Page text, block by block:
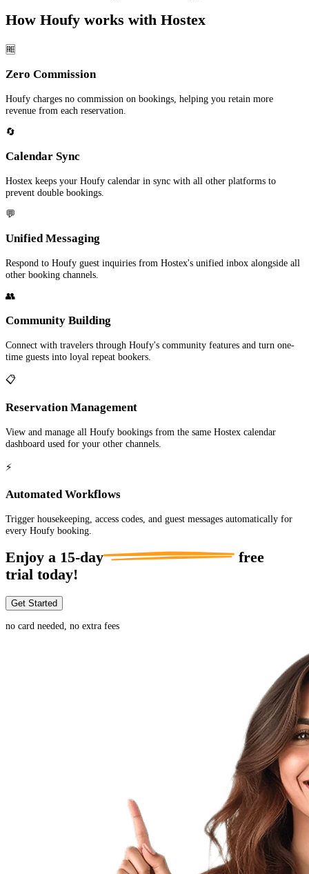
How Houfy works with Hostex
🆓
Zero Commission
Houfy charges no commission on bookings, helping you retain more
revenue from each reservation.
🔄
Calendar Sync
Hostex keeps your Houfy calendar in sync with all other platforms to
prevent double bookings.
💬
Unified Messaging
Respond to Houfy guest inquiries from Hostex's unified inbox alongside all
other booking channels.
👥
Community Building
Connect with travelers through Houfy's community features and turn one-
time guests into loyal repeat bookers.
📋
Reservation Management
View and manage all Houfy bookings from the same Hostex calendar
dashboard used for your other channels.
⚡
Automated Workflows
Trigger housekeeping, access codes, and guest messages automatically for
every Houfy booking.
Enjoy a 15-day
free
trial today!
Get Started
no card needed, no extra fees